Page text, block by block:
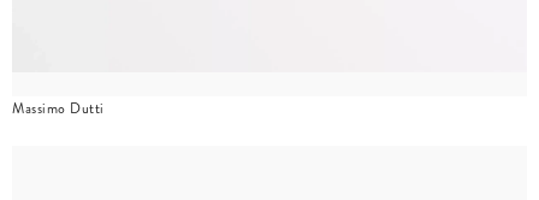
Massimo Dutti